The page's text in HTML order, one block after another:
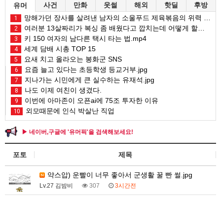
유머 사건 만화 웃썰 해외 핫딜 후방
1 망해가던 장사를 살려낸 남자의 소울푸드 제육볶음의 위력 ㅋㅋ
2 여러분 13살짜리가 복싱 좀 배웠다고 깝치는데 어떻게 할까요?
3 키 150 여자의 남다른 택시 타는 법.mp4
4 세계 담배 시총 TOP 15
5 요새 치고 올라오는 봉화군 SNS
6 요즘 늘고 있다는 초등학생 등교거부.jpg
7 지나가는 시민에게 큰 실수하는 유재석.jpg
8 나도 이제 여친이 생겼다.
9 이번에 아마존이 오픈ai에 75조 투자한 이유
10 외모때문에 인식 박살난 직업
▶ 네이버,구글에 '유머픽'을 검색해보세요!
포토 제목
약스압) 운빨이 너무 좋아서 군생활 꿀 빤 썰.jpg
Lv.27 김밤비 307 3시간전